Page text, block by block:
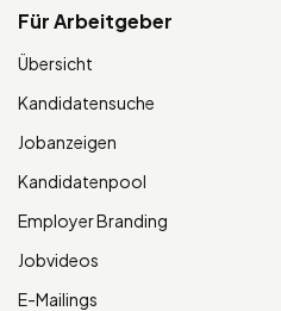
Für Arbeitgeber
Übersicht
Kandidatensuche
Jobanzeigen
Kandidatenpool
Employer Branding
Jobvideos
E-Mailings